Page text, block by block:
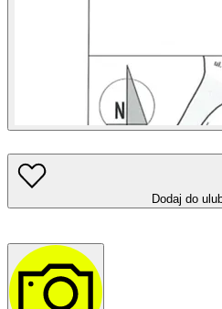
Dodaj do